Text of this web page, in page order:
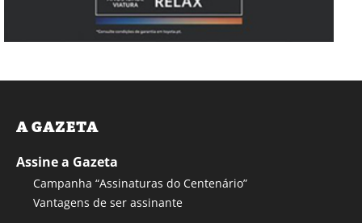
A GAZETA
Assine a Gazeta
Campanha “Assinaturas do Centenário”
Vantagens de ser assinante